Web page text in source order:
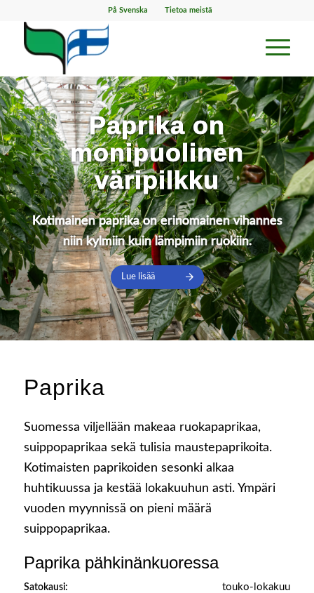
På Svenska Tietoa meistä
Paprika on
monipuolinen
väripilkku
Kotimainen paprika on erinomainen vihannes
niin kylmiin kuin lämpimiin ruokiin.
Lue lisää
Paprika
Suomessa viljellään makeaa ruokapaprikaa,
suippopaprikaa sekä tulisia maustepaprikoita.
Kotimaisten paprikoiden sesonki alkaa
huhtikuussa ja kestää lokakuuhun asti. Ympäri
vuoden myynnissä on pieni määrä
suippopaprikaa.
Paprika pähkinänkuoressa
Satokausi: touko-lokakuu